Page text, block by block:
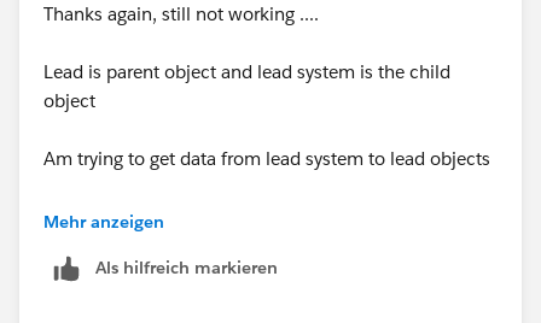
Thanks again, still not working ....
Lead is parent object and lead system is the child
object
Am trying to get data from lead system to lead objects
From lead system..I need array count >5 for distinct
Mehr anzeigen
Als hilfreich markieren